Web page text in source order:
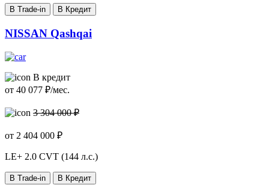
В Trade-in В Кредит
NISSAN Qashqai
В кредит
от 40 077 ₽/мес.
3 304 000 ₽
от 2 404 000 ₽
LE+ 2.0 CVT (144 л.с.)
В Trade-in В Кредит